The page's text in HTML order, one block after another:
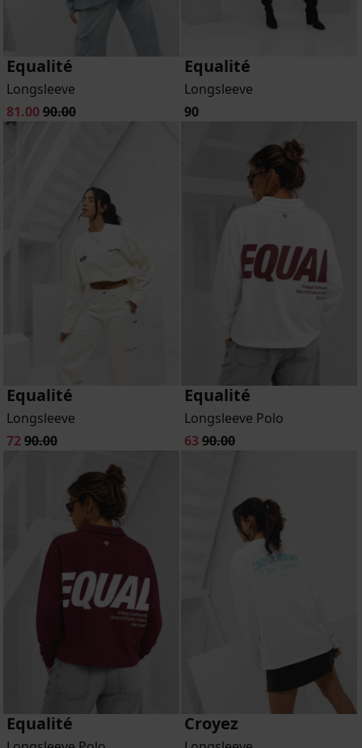
Equalité
Longsleeve
81.0090.00
Equalité
Longsleeve
90
Equalité
Longsleeve
7290.00
Equalité
Longsleeve Polo
63 90.00
Equalité Croyez